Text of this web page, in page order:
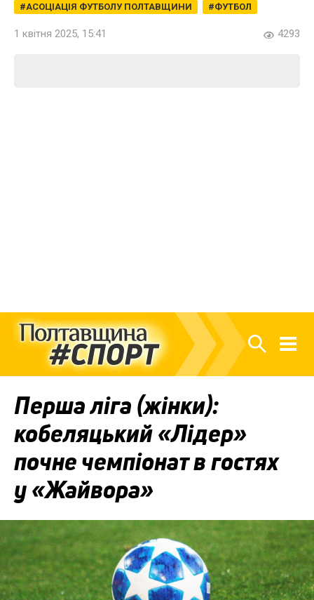
АСОЦІАЦІЯ ФУТБОЛУ ПОЛТАВЩИНИ
ФУТБОЛ
1 квітня 2025, 15:41 4293
Перша ліга (жінки):
кобеляцький «Лідер»
почне чемпіонат в гостях
у «Жайвора»